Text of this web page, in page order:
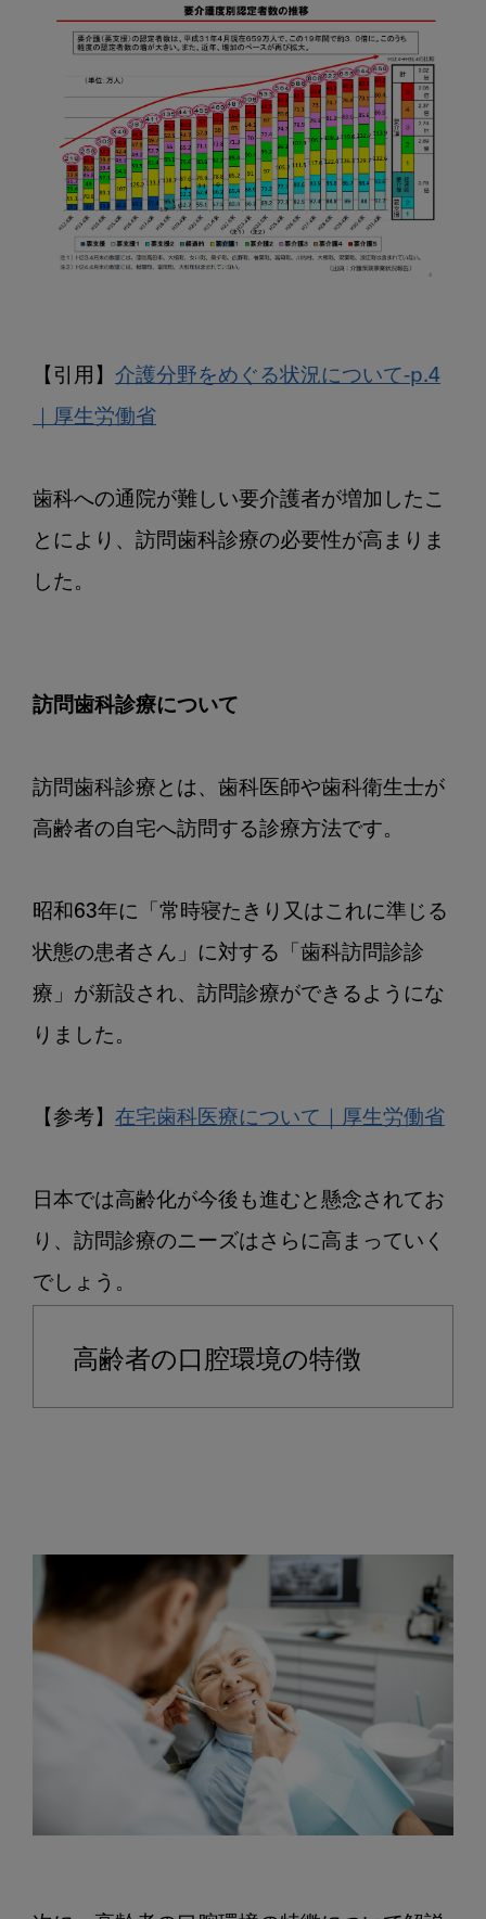
【引用】 介護分野をめぐる状況について-p.4
｜厚生労働省
歯科への通院が難しい要介護者が増加したこ
とにより、訪問歯科診療の必要性が高まりま
した。
訪問歯科診療について
訪問歯科診療とは、歯科医師や歯科衛生士が
高齢者の自宅へ訪問する診療方法です。
昭和63年に「常時寝たきり又はこれに準じる
状態の患者さん」に対する「歯科訪問診診
療」が新設され、訪問診療ができるようにな
りました。
【参考】 在宅歯科医療について｜厚生労働省
日本では高齢化が今後も進むと懸念されてお
り、訪問診療のニーズはさらに高まっていく
高齢者の口腔環境の特徴